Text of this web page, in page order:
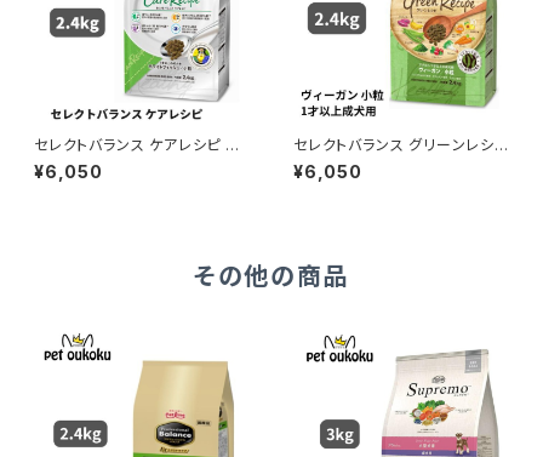
セレクトバランス ケアレシピ ホ
ワイトフィッシュ 小粒 腎臓・心臓
の健康維持レシピ 1才以上の成
¥6,050
セレクトバランス グリーンレシピ
ヴィーガン 小粒 アダルト 1才以
上 成犬用 2.4kg 454185100
¥6,050
その他の商品